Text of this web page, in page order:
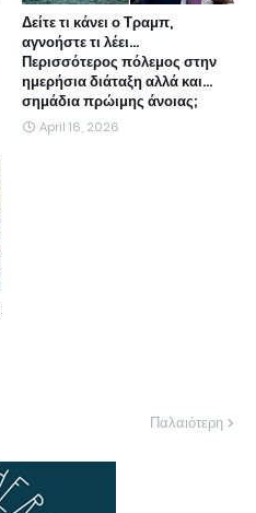
Δείτε τι κάνει ο Τραμπ,
αγνοήστε τι λέει...
Περισσότερος πόλεμος στην
ημερήσια διάταξη αλλά και...
σημάδια πρώιμης άνοιας;
April 16, 2026
Παλαιότερη